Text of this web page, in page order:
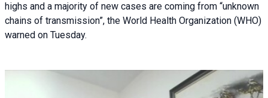
highs and a majority of new cases are coming from “unknown
chains of transmission”, the World Health Organization (WHO)
warned on Tuesday.